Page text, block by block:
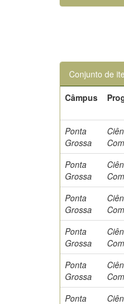
Conjunto de
Câmpus
Ponta
Grossa
Ponta
Grossa
Ponta
Grossa
Ponta
Grossa
Ponta
Grossa
Ponta